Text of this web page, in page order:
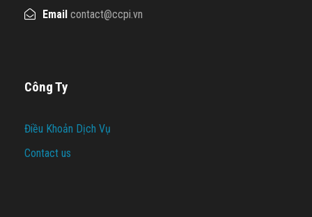
Email contact@ccpi.vn
Công Ty
Điều Khoản Dịch Vụ
Contact us